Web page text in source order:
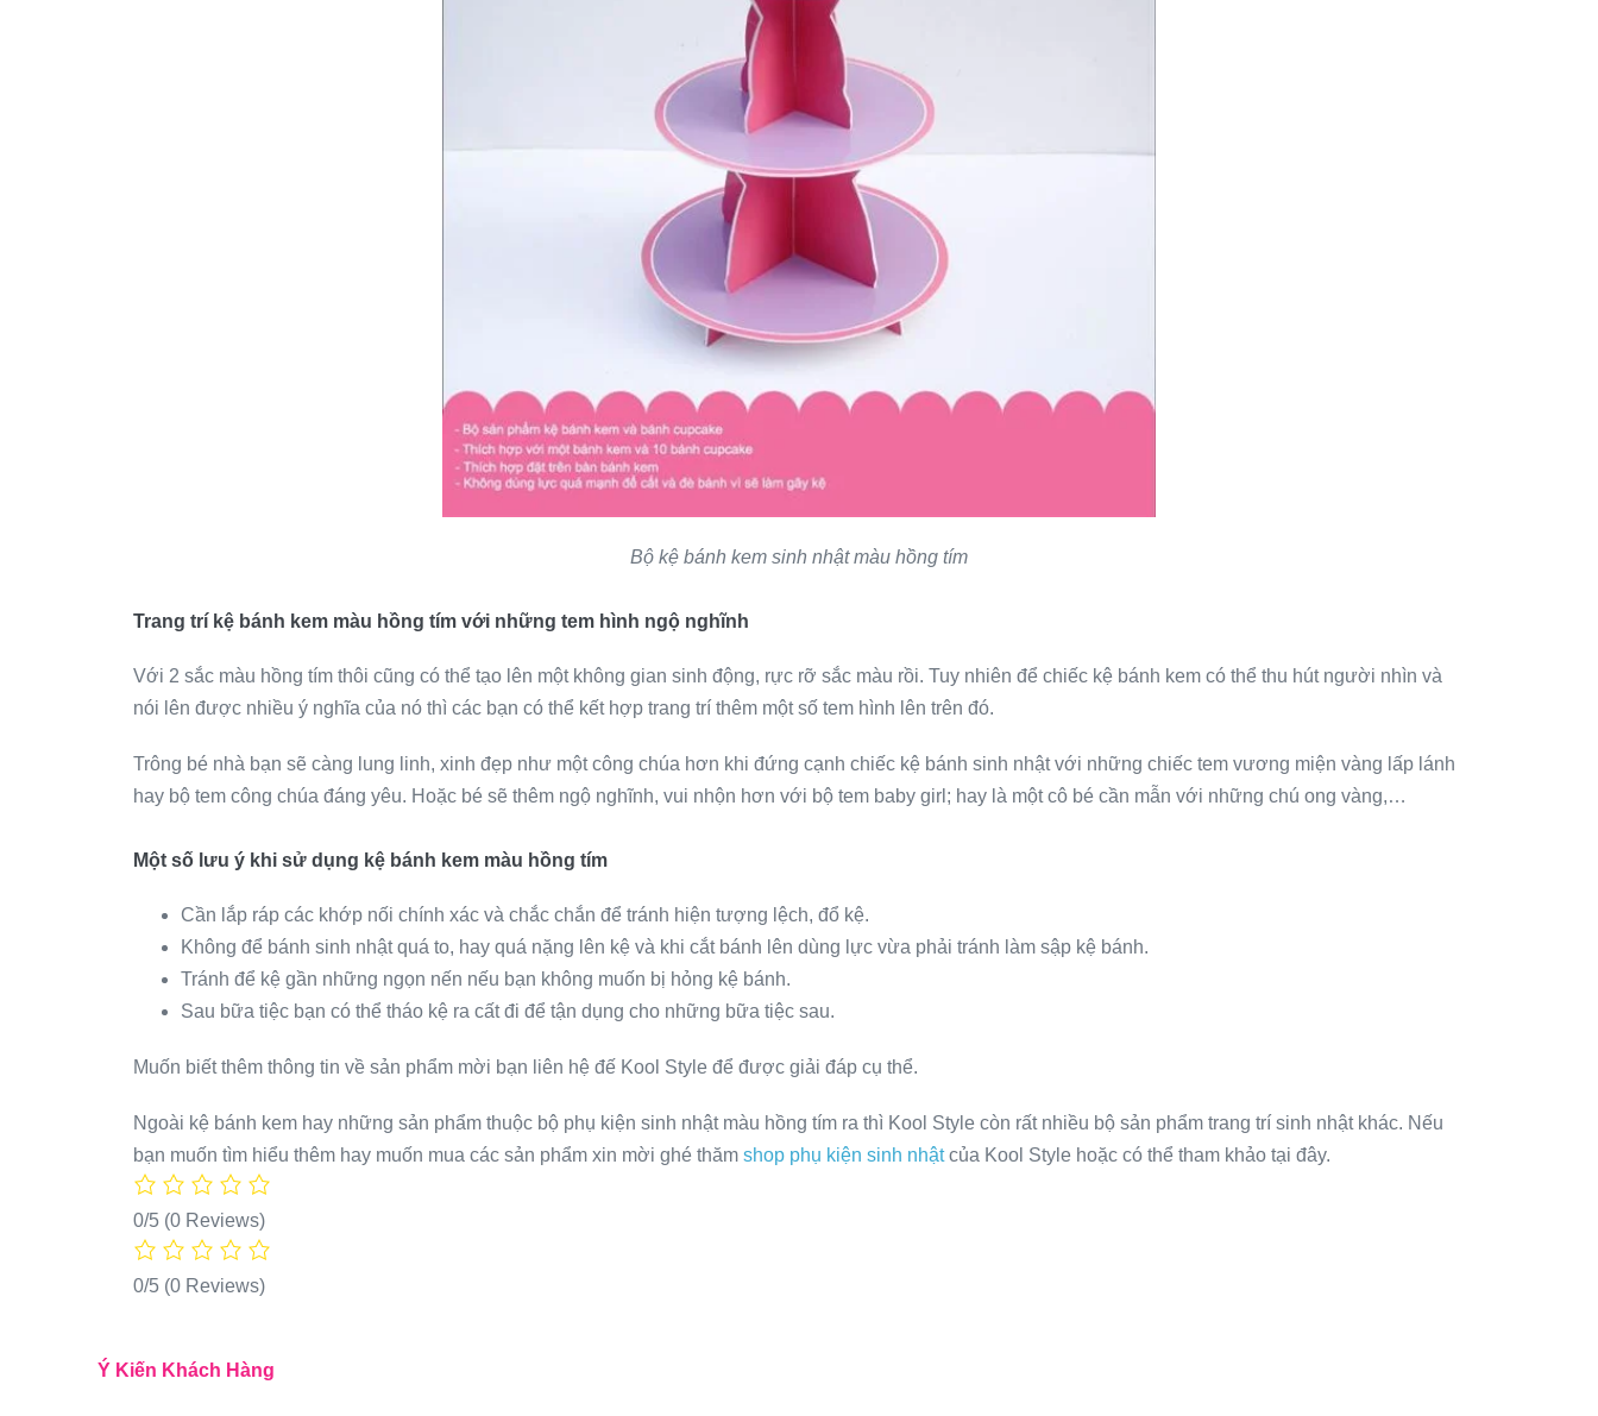
Bộ kệ bánh kem sinh nhật màu hồng tím
Trang trí kệ bánh kem màu hồng tím với những tem hình ngộ nghĩnh
Với 2 sắc màu hồng tím thôi cũng có thể tạo lên một không gian sinh động, rực rỡ sắc màu rồi. Tuy nhiên để chiếc kệ bánh kem có thể thu hút người nhìn và
nói lên được nhiều ý nghĩa của nó thì các bạn có thể kết hợp trang trí thêm một số tem hình lên trên đó.
Trông bé nhà bạn sẽ càng lung linh, xinh đẹp như một công chúa hơn khi đứng cạnh chiếc kệ bánh sinh nhật với những chiếc tem vương miện vàng lấp lánh
hay bộ tem công chúa đáng yêu. Hoặc bé sẽ thêm ngộ nghĩnh, vui nhộn hơn với bộ tem baby girl; hay là một cô bé cần mẫn với những chú ong vàng,…
Một số lưu ý khi sử dụng kệ bánh kem màu hồng tím
Cần lắp ráp các khớp nối chính xác và chắc chắn để tránh hiện tượng lệch, đổ kệ.
Không để bánh sinh nhật quá to, hay quá nặng lên kệ và khi cắt bánh lên dùng lực vừa phải tránh làm sập kệ bánh.
Tránh để kệ gần những ngọn nến nếu bạn không muốn bị hỏng kệ bánh.
Sau bữa tiệc bạn có thể tháo kệ ra cất đi để tận dụng cho những bữa tiệc sau.
Muốn biết thêm thông tin về sản phẩm mời bạn liên hệ đế Kool Style để được giải đáp cụ thể.
Ngoài kệ bánh kem hay những sản phẩm thuộc bộ phụ kiện sinh nhật màu hồng tím ra thì Kool Style còn rất nhiều bộ sản phẩm trang trí sinh nhật khác. Nếu
bạn muốn tìm hiểu thêm hay muốn mua các sản phẩm xin mời ghé thăm shop phụ kiện sinh nhậtcủa Kool Style hoặc có thể tham khảo tại đây.
0/5 (0 Reviews)
0/5 (0 Reviews)
Ý Kiến Khách Hàng